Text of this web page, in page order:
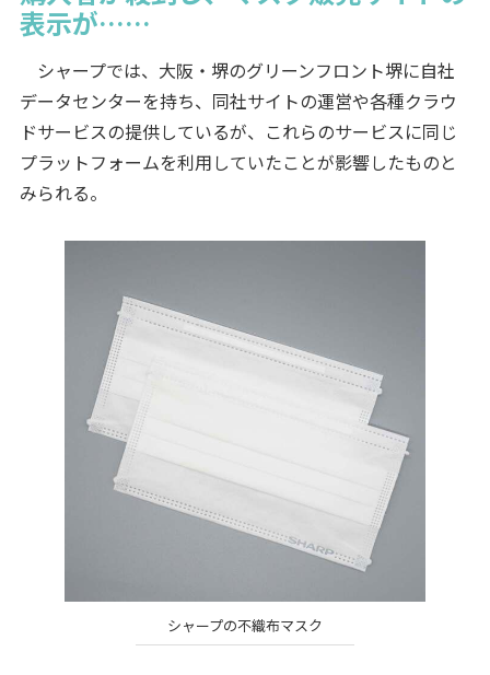
表示が……
シャープでは、大阪・堺のグリーンフロント堺に自社
データセンターを持ち、同社サイトの運営や各種クラウ
ドサービスの提供しているが、これらのサービスに同じ
プラットフォームを利用していたことが影響したものと
みられる。
シャープの不織布マスク